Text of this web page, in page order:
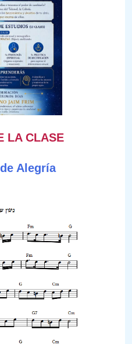
LA CLASE
Alegría